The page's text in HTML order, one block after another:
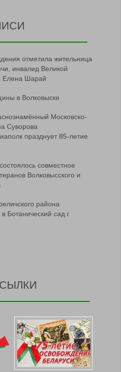
отметила жительница
инвалид Великой
Елена Шарай
в Волковыске
Московско-
Суворова
празднует 85-летие
совместное
Волковысского и
района
Ботанический сад г.